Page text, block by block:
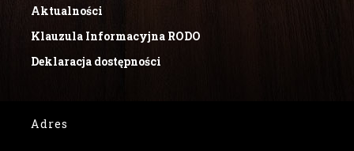
Aktualności
Klauzula Informacyjna RODO
Deklaracja dostępności
Adres